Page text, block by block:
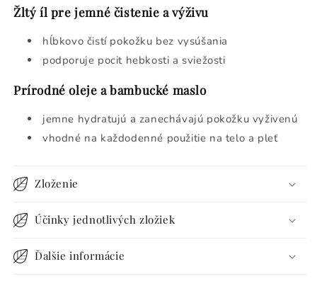
Žltý íl pre jemné čistenie a výživu
hĺbkovo čistí pokožku bez vysúšania
podporuje pocit hebkosti a sviežosti
Prírodné oleje a bambucké maslo
jemne hydratujú a zanechávajú pokožku vyživenú
vhodné na každodenné použitie na telo a pleť
Zloženie
Účinky jednotlivých zložiek
Ďalšie informácie